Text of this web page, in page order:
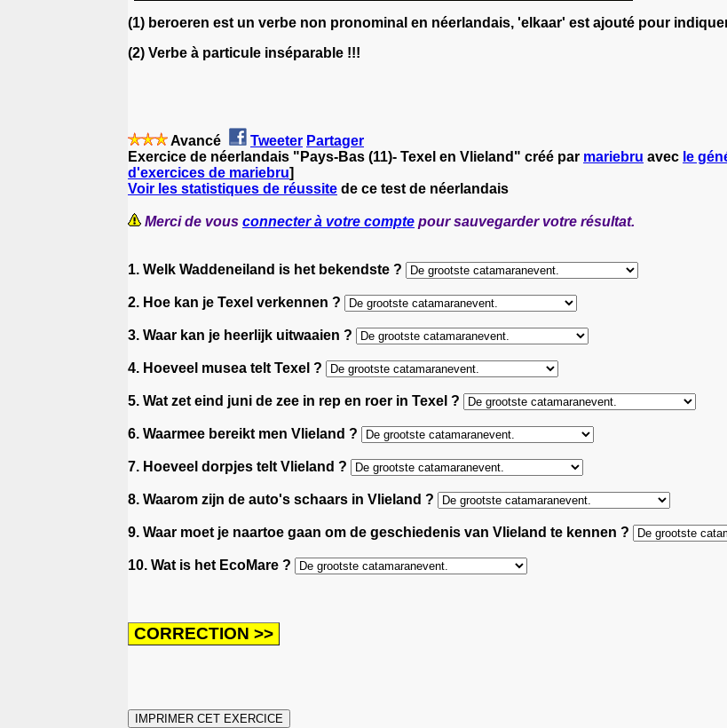
(1) beroeren est un verbe non pronominal en néerlandais, 'elkaar' est ajouté pour
(2) Verbe à particule inséparable !!!
Avancé Tweeter Partager
Exercice de néerlandais "Pays-Bas (11)- Texel en Vlieland" créé par mariebru avec le
d'exercices de mariebru]
Voir les statistiques de réussite de ce test de néerlandais
Merci de vous connecter à votre compte pour sauvegarder votre résultat.
1. Welk Waddeneiland is het bekendste ?
2. Hoe kan je Texel verkennen ?
3. Waar kan je heerlijk uitwaaien ?
4. Hoeveel musea telt Texel ?
5. Wat zet eind juni de zee in rep en roer in Texel ?
6. Waarmee bereikt men Vlieland ?
7. Hoeveel dorpjes telt Vlieland ?
8. Waarom zijn de auto's schaars in Vlieland ?
9. Waar moet je naartoe gaan om de geschiedenis van Vlieland te kennen ?
10. Wat is het EcoMare ?